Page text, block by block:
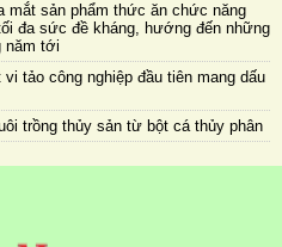
mắt sản phẩm thức ăn chức năng
đa sức đề kháng, hướng đến những
năm tới
tảo công nghiệp đầu tiên mang dấu
trồng thủy sản từ bột cá thủy phân